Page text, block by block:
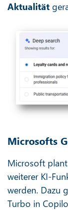
Aktualität
Microsofts
Microsoft
weiterer KI-
werden. Dazu
Turbo in